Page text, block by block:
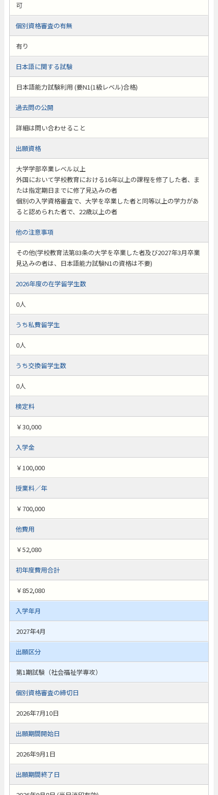
可
個別資格審査の有無
有り
日本語に関する試験
日本語能力試験利用 (要N1(1級レベル)合格)
過去問の公開
詳細は問い合わせること
出願資格
大学学部卒業レベル以上
外国において学校教育における16年以上の課程を修了した者、ま
たは指定期日までに修了見込みの者
個別の入学資格審査で、大学を卒業した者と同等以上の学力があ
ると認められた者で、22歳以上の者
他の注意事項
その他(学校教育法第83条の大学を卒業した者及び2027年3月卒業
見込みの者は、日本語能力試験N1の資格は不要)
2026年度の在学留学生数
0人
うち私費留学生
0人
うち交換留学生数
0人
検定料
￥30,000
入学金
￥100,000
授業料／年
￥700,000
他費用
￥52,080
初年度費用合計
￥852,080
入学年月
2027年4月
出願区分
第1期試験（社会福祉学専攻）
個別資格審査の締切日
2026年7月10日
出願期間開始日
2026年9月1日
出願期間終了日